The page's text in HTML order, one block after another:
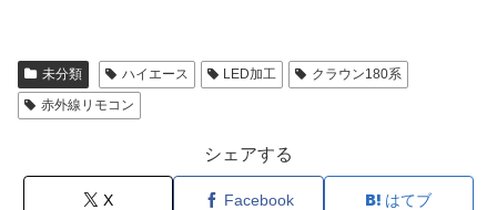
未分類 ハイエース LED加工
クラウン180系
赤外線リモコン
シェアする
X Facebook はてブ